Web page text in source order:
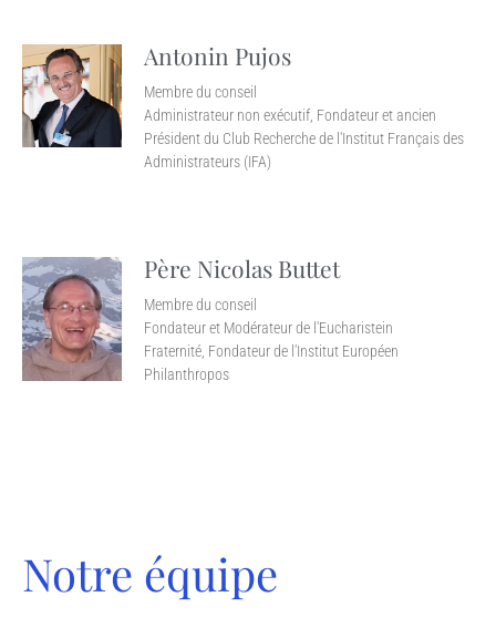
Antonin Pujos
Membre du conseil
Administrateur non exécutif, Fondateur et ancien
Président du Club Recherche de l'Institut Français des
Administrateurs (IFA)
Père Nicolas Buttet
Membre du conseil
Fondateur et Modérateur de l'Eucharistein
Fraternité, Fondateur de l'Institut Européen
Philanthropos
Notre équipe